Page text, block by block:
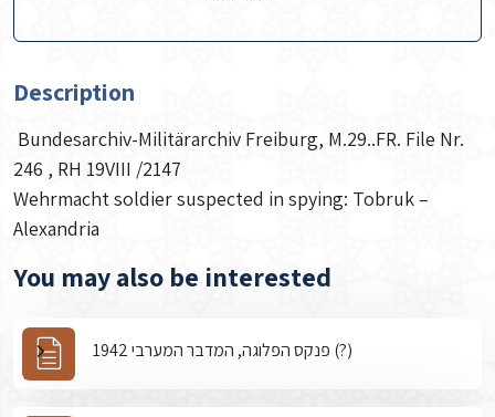
Description
Bundesarchiv-Militärarchiv Freiburg, M.29..FR. File Nr.
246 , RH 19VIII /2147
Wehrmacht soldier suspected in spying: Tobruk –
Alexandria
You may also be interested
פנקס הפלוגה, המדבר המערבי 1942 (?)